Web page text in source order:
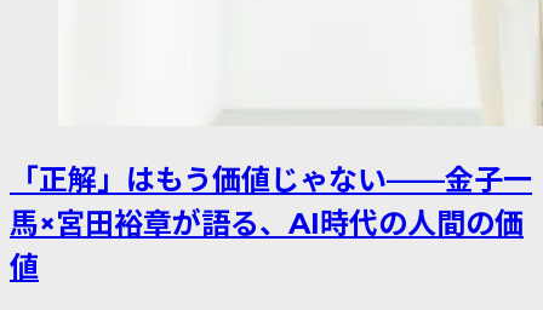
「正解」はもう価値じゃない——金子一
馬×宮田裕章が語る、AI時代の人間の価
値